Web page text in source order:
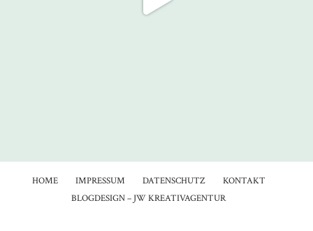
HOME IMPRESSUM DATENSCHUTZ
KONTAKT
BLOGDESIGN – JW KREATIVAGENTUR